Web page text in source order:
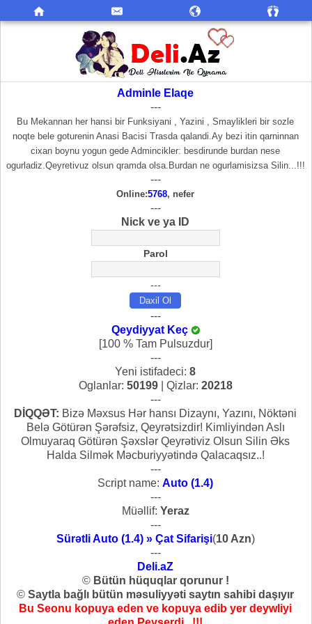
Adminle Elaqe
---
Bu Mekannan her hansi bir Funksiyani , Yazini , Smaylikleri bir sozle
noqte bele goturenin Anasi Bacisi Trasda qalandi.Ay bezi itin qarninnan
cixan boynu yogun gede Admincikler: besdirunde burdan nese
ogurladiz.Qeyretivuz olsun qramda olsa.Burdan ne ogurlamisizsa Silin...!!!
---
Online:5768, nefer
---
Nick ve ya ID
Parol
---
---
Qeydiyyat Keç
[100 % Tam Pulsuzdur]
---
Yeni istifadeci: 8
Oglanlar: 50199| Qizlar: 20218
---
DİQQƏT: Bizə Məxsus Hər hansı Dizaynı, Yazını, Nöktəni
Belə Götürən Şərəfsiz, Qeyrətsizdir! Kimliyindən Aslı
Olmuyaraq Götürən Şəxslər Qeyrətiviz Olsun Silin Əks
Halda Silmək Məcburiyyətində Qalacaqsız..!
---
Script name: Auto (1.4)
---
Müəllif: Yeraz
---
Sürətli Auto (1.4) » Çat Sifarişi(10 Azn)
---
Deli.aZ
© Bütün hüquqlar qorunur !
© Saytla bağlı bütün məsuliyyəti saytın sahibi daşıyır
Bu Seonu kopuya eden ve kopuya edib yer deywliyi